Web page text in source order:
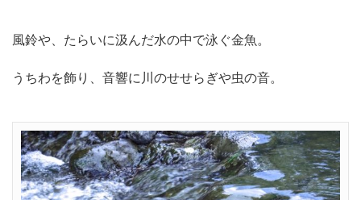
風鈴や、たらいに汲んだ水の中で泳ぐ金魚。
うちわを飾り、音響に川のせせらぎや虫の音。